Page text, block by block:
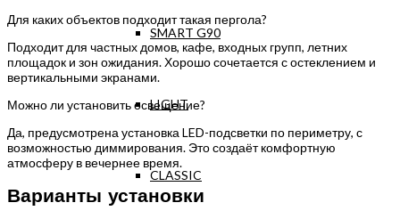
SMART G90
LIGHT
CLASSIC
Для каких объектов подходит такая пергола?
Подходит для частных домов, кафе, входных групп, летних
площадок и зон ожидания. Хорошо сочетается с остеклением и
вертикальными экранами.
Можно ли установить освещение?
Да, предусмотрена установка LED-подсветки по периметру, с
возможностью диммирования. Это создаёт комфортную
атмосферу в вечернее время.
Варианты установки